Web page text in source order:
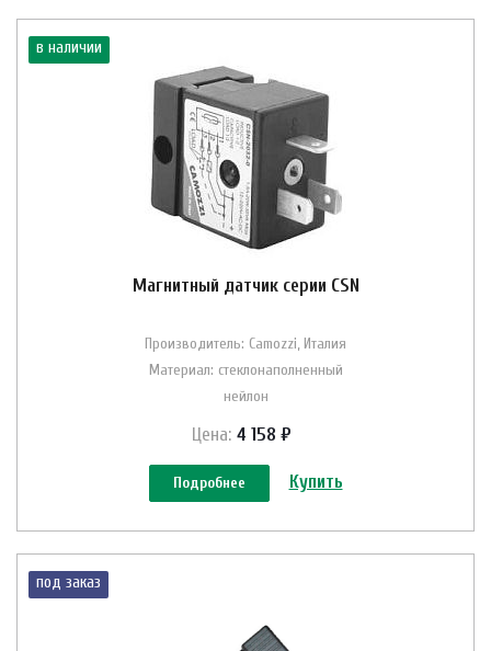
в наличии
Магнитный датчик серии CSN
Производитель: Camozzi, Италия
Материал: стеклонаполненный
нейлон
Цена: 4 158 ₽
Подробнее Купить
под заказ